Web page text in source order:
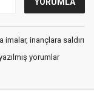
inançlara saldırı
yorumlar